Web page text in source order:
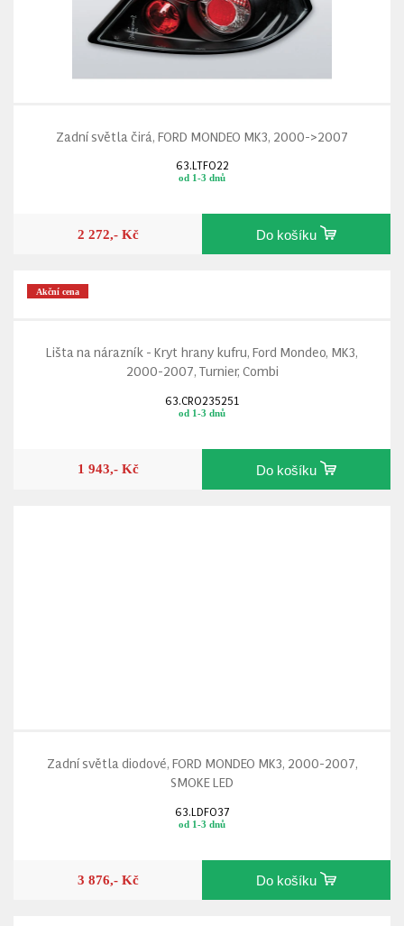
Zadní světla čirá, FORD MONDEO MK3, 2000->2007
63.LTFO22
od 1-3 dnů
2 272,- Kč Do košíku
Akční cena
Lišta na nárazník - Kryt hrany kufru, Ford Mondeo, MK3,
2000-2007, Turnier, Combi
63.CRO235251
od 1-3 dnů
1 943,- Kč Do košíku
Zadní světla diodové, FORD MONDEO MK3, 2000-2007,
SMOKE LED
63.LDFO37
od 1-3 dnů
3 876,- Kč Do košíku